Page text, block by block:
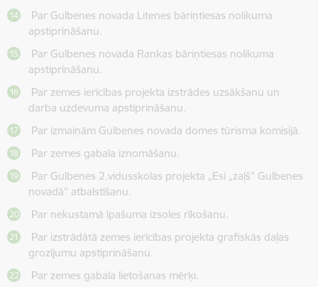
Par Gulbenes novada Litenes bāriņtiesas nolikuma
apstiprināšanu.
Par Gulbenes novada Rankas bāriņtiesas nolikuma
apstiprināšanu.
Par zemes ierīcības projekta izstrādes uzsākšanu un
darba uzdevuma apstiprināšanu.
Par izmaiņām Gulbenes novada domes tūrisma komisijā.
Par zemes gabala iznomāšanu.
Par Gulbenes 2.vidusskolas projekta „Esi „zaļš” Gulbenes
novadā” atbalstīšanu.
Par nekustamā īpašuma izsoles rīkošanu.
Par izstrādātā zemes ierīcības projekta grafiskās daļas
grozījumu apstiprināšanu.
Par zemes gabala lietošanas mērķi.